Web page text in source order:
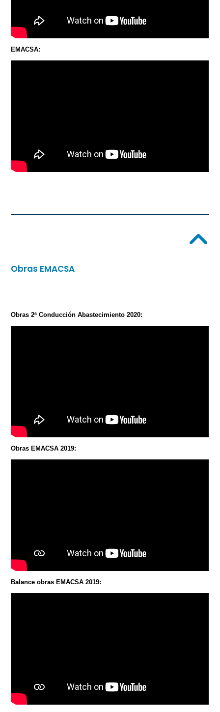
EMACSA:
Obras EMACSA
Obras 2ª Conducción Abastecimiento 2020:
Obras EMACSA 2019:
Balance obras EMACSA 2019: